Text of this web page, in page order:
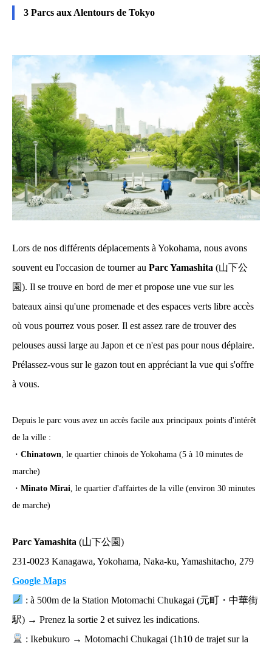
3 Parcs aux Alentours de Tokyo
Lors de nos différents déplacements à Yokohama, nous avons
souvent eu l'occasion de tourner au Parc Yamashita (山下公
園). Il se trouve en bord de mer et propose une vue sur les
bateaux ainsi qu'une promenade et des espaces verts libre accès
où vous pourrez vous poser. Il est assez rare de trouver des
pelouses aussi large au Japon et ce n'est pas pour nous déplaire.
Prélassez-vous sur le gazon tout en appréciant la vue qui s'offre
à vous.
Depuis le parc vous avez un accès facile aux principaux points d'intérêt
de la ville :
・ Chinatown , le quartier chinois de Yokohama (5 à 10 minutes de
marche)
・ Minato Mirai , le quartier d'affairtes de la ville (environ 30 minutes
de marche)
Parc Yamashita (山下公園)
231-0023 Kanagawa, Yokohama, Naka-ku, Yamashitacho, 279
Google Maps
: à 500m de la Station Motomachi Chukagai (元町・中華街
駅) → Prenez la sortie 2 et suivez les indications.
: Ikebukuro → Motomachi Chukagai (1h10 de trajet sur la